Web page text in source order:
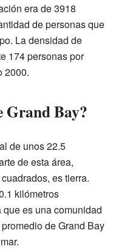
era de 3918
de personas que
La densidad de
174 personas por
2000.
Grand Bay?
de unos 22.5
de esta área,
es tierra.
kilómetros
es una comunidad
de Grand Bay